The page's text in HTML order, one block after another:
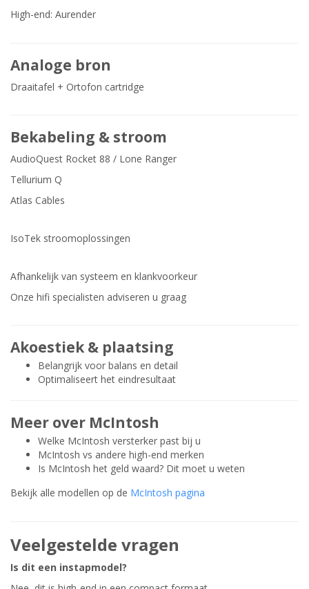
High-end: Aurender
Analoge bron
Draaitafel + Ortofon cartridge
Bekabeling & stroom
AudioQuest Rocket 88 / Lone Ranger
Tellurium Q
Atlas Cables
IsoTek stroomoplossingen
Afhankelijk van systeem en klankvoorkeur
Onze hifi specialisten adviseren u graag
Akoestiek & plaatsing
Belangrijk voor balans en detail
Optimaliseert het eindresultaat
Meer over McIntosh
Welke McIntosh versterker past bij u
McIntosh vs andere high-end merken
Is McIntosh het geld waard? Dit moet u weten
Bekijk alle modellen op de McIntosh pagina
Veelgestelde vragen
Is dit een instapmodel?